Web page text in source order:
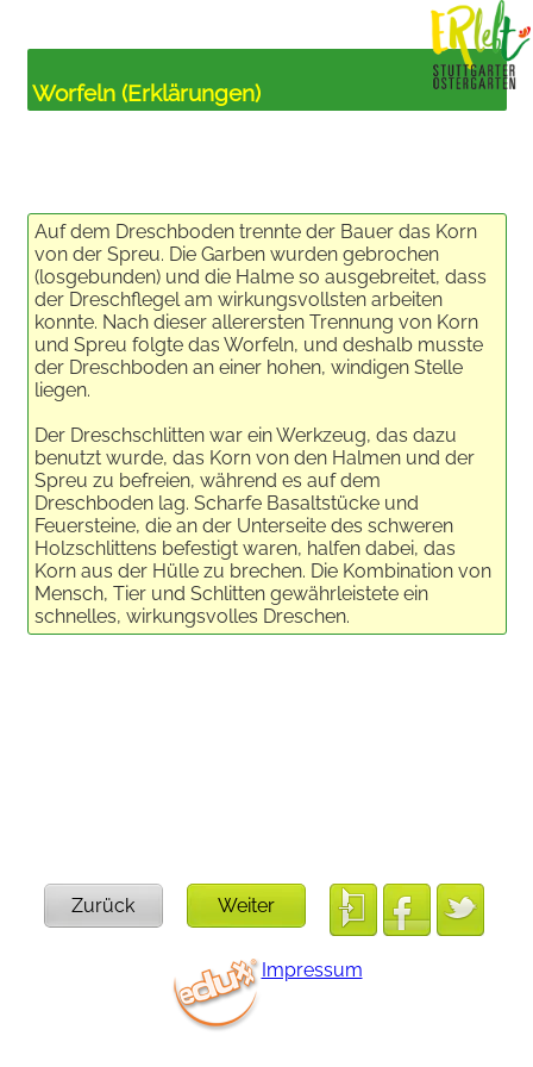
Worfeln (Erklärungen)
Auf dem Dreschboden trennte der Bauer das Korn
von der Spreu. Die Garben wurden gebrochen
(losgebunden) und die Halme so ausgebreitet, dass
der Dreschflegel am wirkungsvollsten arbeiten
konnte. Nach dieser allerersten Trennung von Korn
und Spreu folgte das Worfeln, und deshalb musste
der Dreschboden an einer hohen, windigen Stelle
liegen.
Der Dreschschlitten war ein Werkzeug, das dazu
benutzt wurde, das Korn von den Halmen und der
Spreu zu befreien, während es auf dem
Dreschboden lag. Scharfe Basaltstücke und
Feuersteine, die an der Unterseite des schweren
Holzschlittens befestigt waren, halfen dabei, das
Korn aus der Hülle zu brechen. Die Kombination von
Mensch, Tier und Schlitten gewährleistete ein
schnelles, wirkungsvolles Dreschen.
Zurück Weiter
Impressum